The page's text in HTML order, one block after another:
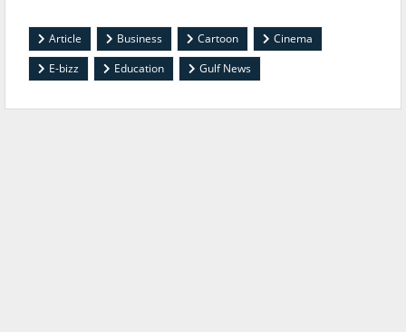
Article Business Cartoon
Cinema
E-bizz
Education Gulf News